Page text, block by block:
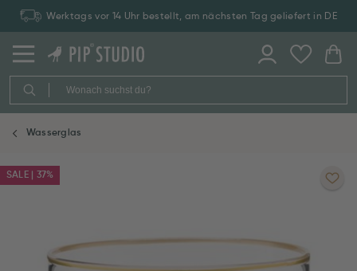
Werktags vor 14 Uhr bestellt, am nächsten Tag geliefert in DE
Wasserglas
SALE | 37%